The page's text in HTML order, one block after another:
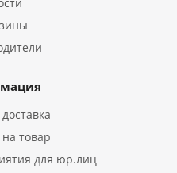
товар
для юр.лиц